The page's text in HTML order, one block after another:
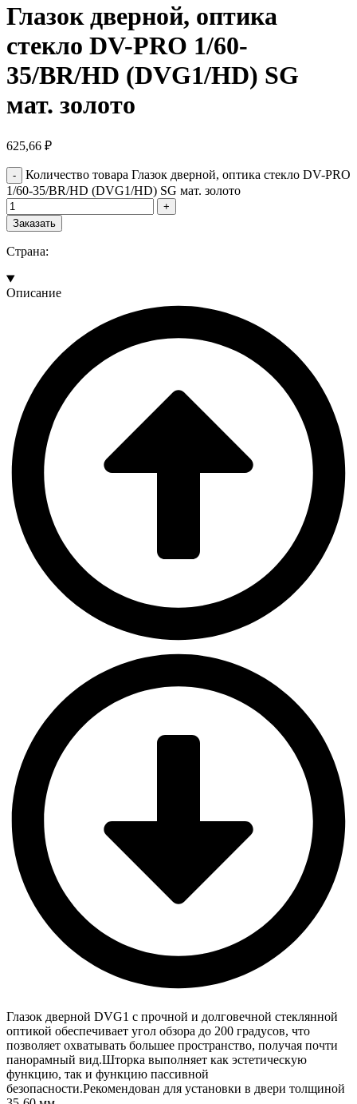
Глазок дверной, оптика
стекло DV-PRO 1/60-
35/BR/HD (DVG1/HD) SG
мат. золото
625,66 ₽
Количество товара Глазок дверной, оптика стекло DV-PRO
1/60-35/BR/HD (DVG1/HD) SG мат. золото
Заказать
Страна:
Описание
Глазок дверной DVG1 с прочной и долговечной стеклянной
оптикой обеспечивает угол обзора до 200 градусов, что
позволяет охватывать большее пространство, получая почти
панорамный вид.Шторка выполняет как эстетическую
функцию, так и функцию пассивной
безопасности.Рекомендован для установки в двери толщиной